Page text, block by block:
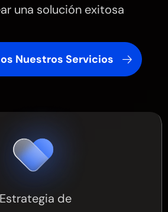
una solución exitosa
Nuestros Servicios
Estrategia de